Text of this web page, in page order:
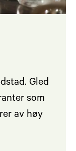
Gled
som
av høy